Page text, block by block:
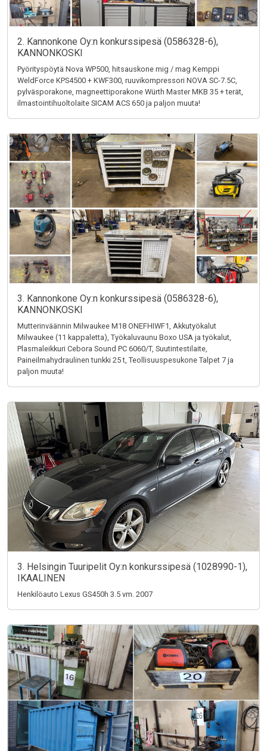
2. Kannonkone Oy:n konkurssipesä (0586328-6),
KANNONKOSKI
Pyörityspöytä Nova WP500, hitsauskone mig / mag Kemppi
WeldForce KPS4500 + KWF300, ruuvikompressori NOVA SC-7.5C,
pylväsporakone, magneettiporakone Würth Master MKB 35 + terät,
ilmastointihuoltolaite SICAM ACS 650 ja paljon muuta!
3. Kannonkone Oy:n konkurssipesä (0586328-6),
KANNONKOSKI
Mutterinväännin Milwaukee M18 ONEFHIWF1, Akkutyökalut
Milwaukee (11 kappaletta), Työkaluvaunu Boxo USA ja työkalut,
Plasmaleikkuri Cebora Sound PC 6060/T, Suutintestilaite,
Paineilmahydraulinen tunkki 25 t, Teollisuuspesukone Talpet 7 ja
paljon muuta!
3. Helsingin Tuuripelit Oy:n konkurssipesä (1028990-1),
IKAALINEN
Henkilöauto Lexus GS450h 3.5 vm. 2007